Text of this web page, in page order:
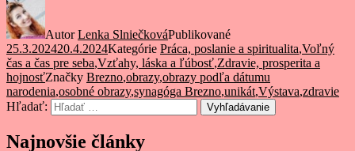
AutorLenka SlniečkováPublikované
25.3.202420.4.2024Kategórie Práca, poslanie a spiritualita,Voľný
čas a čas pre seba,Vzťahy, láska a ľúbosť,Zdravie, prosperita a
hojnosťZnačky Brezno,obrazy,obrazy podľa dátumu
narodenia,osobné obrazy,synagóga Brezno,unikát,Výstava,zdravie
Hľadať:
Vyhľadávanie
Najnovšie články